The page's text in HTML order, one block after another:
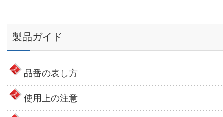
製品ガイド
品番の表し方
使用上の注意